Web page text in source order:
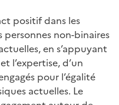
positif dans les
non-binaires
en s’appuyant
l’expertise, d’un
pour l’égalité
actuelles. Le